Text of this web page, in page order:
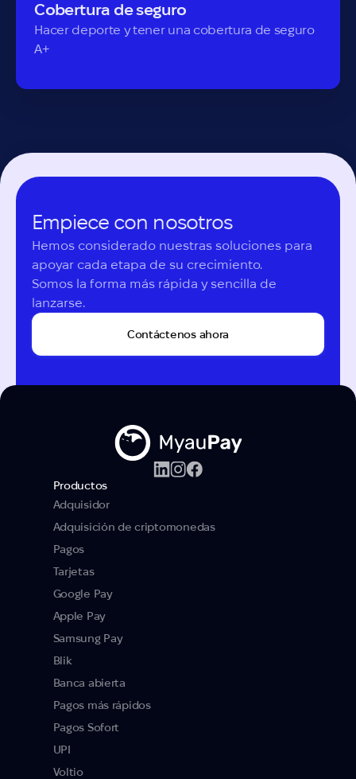
Cobertura de seguro
Hacer deporte y tener una cobertura de seguro
A+
Empiece con nosotros
Hemos considerado nuestras soluciones para
apoyar cada etapa de su crecimiento.
Somos la forma más rápida y sencilla de
lanzarse.
Contáctenos ahora
Productos
Adquisidor
Adquisición de criptomonedas
Pagos
Tarjetas
Google Pay
Apple Pay
Samsung Pay
Blik
Banca abierta
Pagos más rápidos
Pagos Sofort
UPI
Voltio